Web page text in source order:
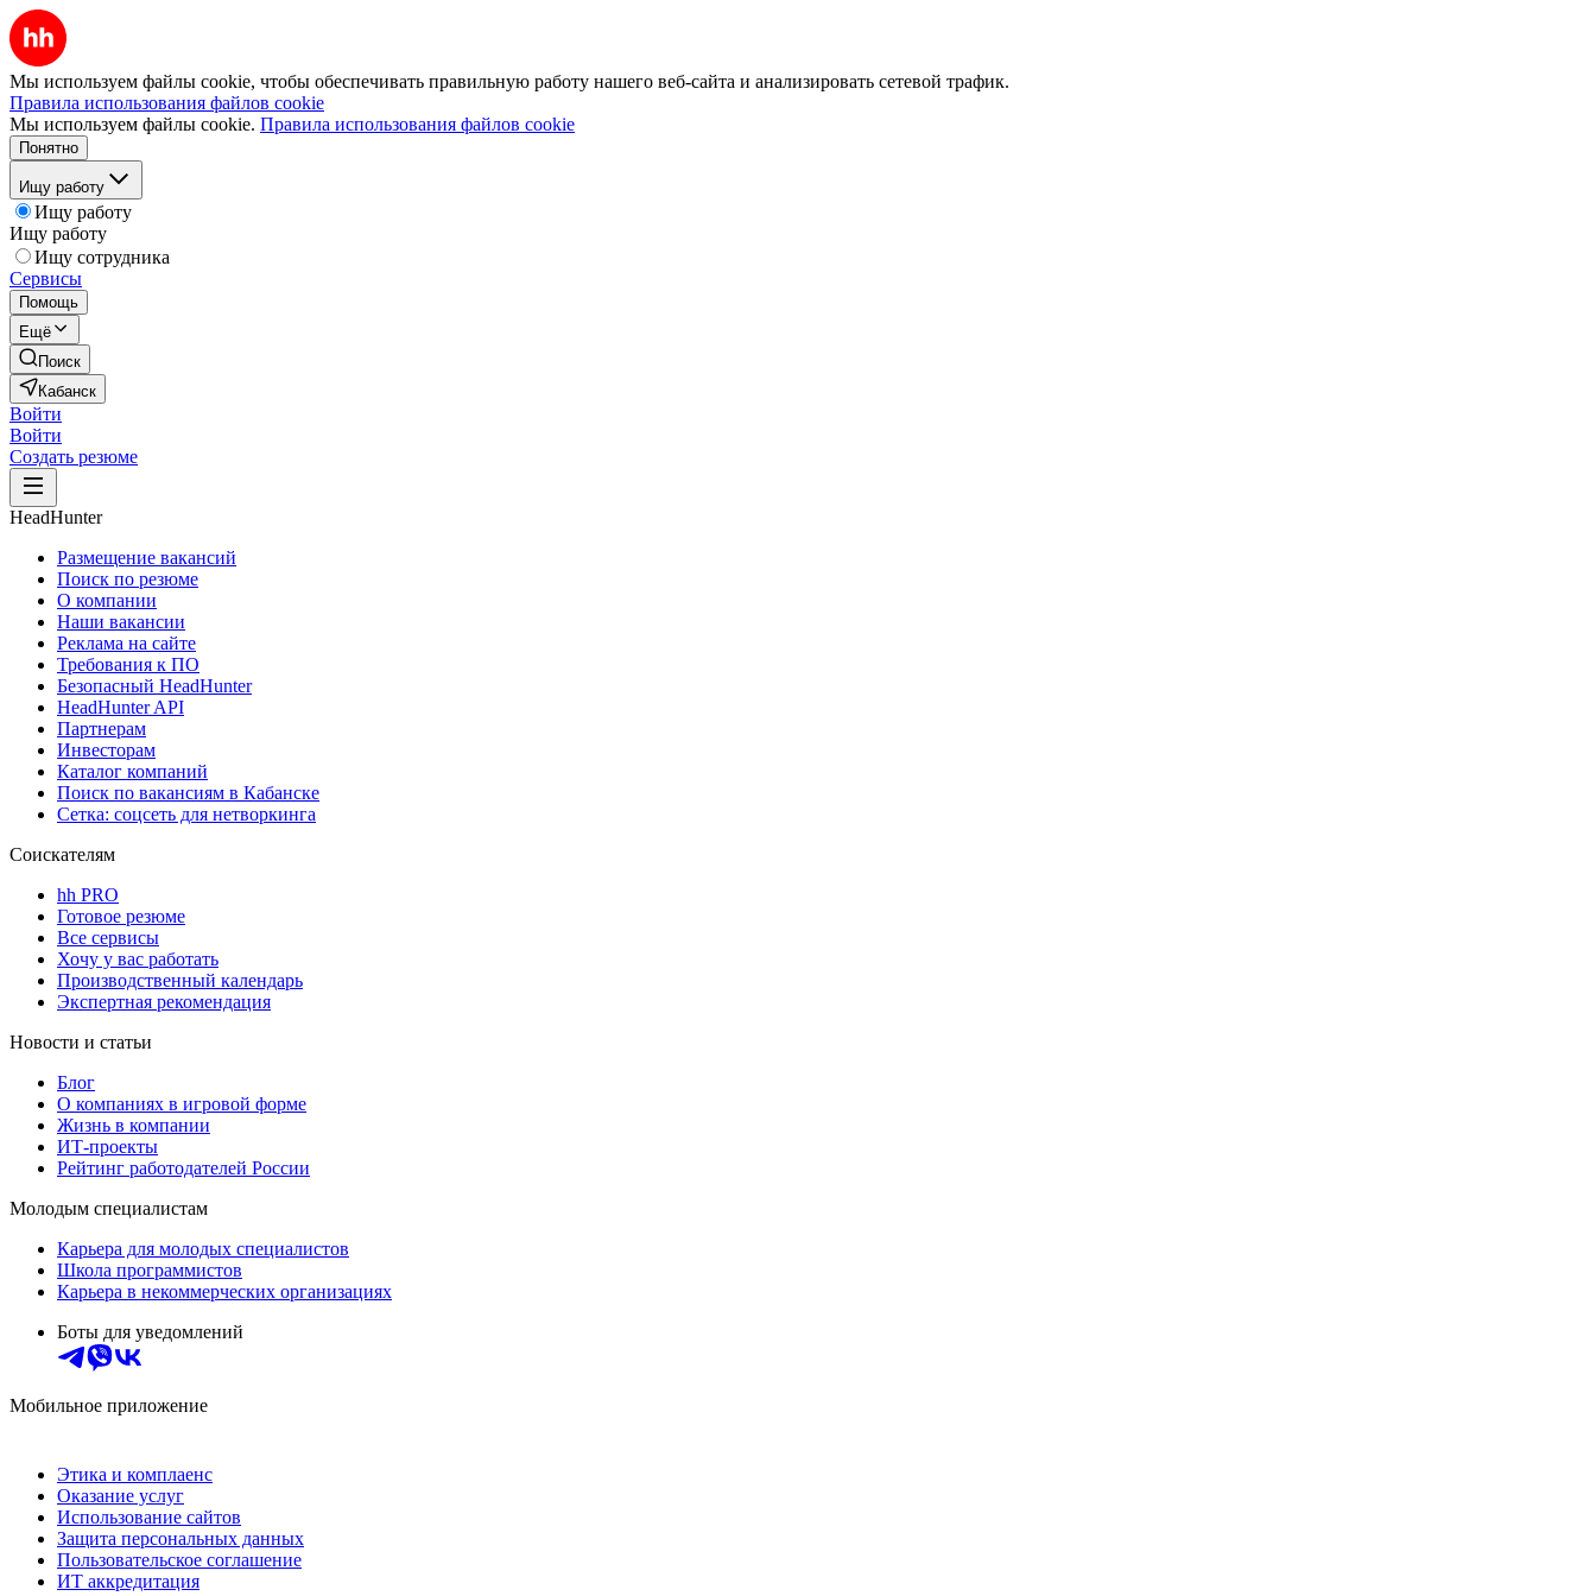
Мы используем файлы cookie, чтобы обеспечивать правильную работу нашего веб-сайта и анализировать сетевой трафик.
Правила использования файлов cookie
Мы используем файлы cookie. Правила использования файлов cookie
Понятно
Ищу работу
Ищу работу
Ищу работу
Ищу сотрудника
Сервисы
Помощь
Ещё
Поиск
Кабанск
Войти
Войти
Создать резюме
HeadHunter
Размещение вакансий
Поиск по резюме
О компании
Наши вакансии
Реклама на сайте
Требования к ПО
Безопасный HeadHunter
HeadHunter API
Партнерам
Инвесторам
Каталог компаний
Поиск по вакансиям в Кабанске
Сетка: соцсеть для нетворкинга
Соискателям
hh PRO
Готовое резюме
Все сервисы
Хочу у вас работать
Производственный календарь
Экспертная рекомендация
Новости и статьи
Блог
О компаниях в игровой форме
Жизнь в компании
ИТ-проекты
Рейтинг работодателей России
Молодым специалистам
Карьера для молодых специалистов
Школа программистов
Карьера в некоммерческих организациях
Боты для уведомлений
Мобильное приложение
Этика и комплаенс
Оказание услуг
Использование сайтов
Защита персональных данных
Пользовательское соглашение
ИТ аккредитация